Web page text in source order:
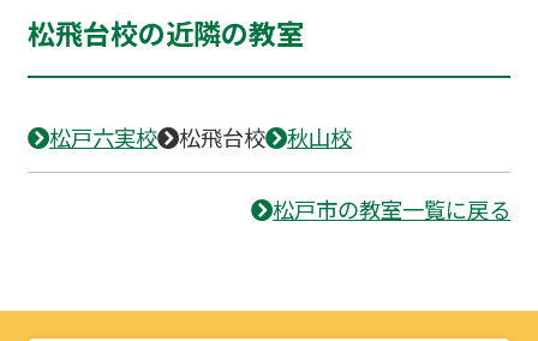
松飛台校の近隣の教室
松戸六実校 松飛台校 秋山校
松戸市の教室一覧に戻る